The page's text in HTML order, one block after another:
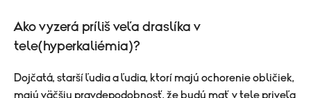
Ako vyzerá príliš veľa draslíka v
tele(hyperkaliémia)?
Dojčatá, starší ľudia a ľudia, ktorí majú ochorenie obličiek,
majú väčšiu pravdepodobnosť, že budú mať v tele priveľa